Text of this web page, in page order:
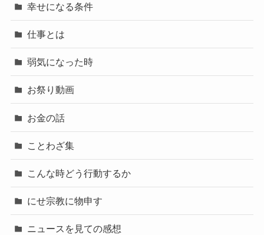
幸せになる条件
仕事とは
弱気になった時
お祭り動画
お金の話
ことわざ集
こんな時どう行動するか
にせ宗教に物申す
ニュースを見ての感想